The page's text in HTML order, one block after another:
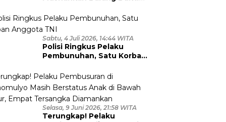
hingga Ribuan Obat Ilegal
Dimusnahkan
Sabtu, 4 Juli 2026, 14:44 WITA
Polisi Ringkus Pelaku
Pembunuhan, Satu Korban
Selasa, 9 Juni 2026, 21:58 WITA
Terungkap! Pelaku